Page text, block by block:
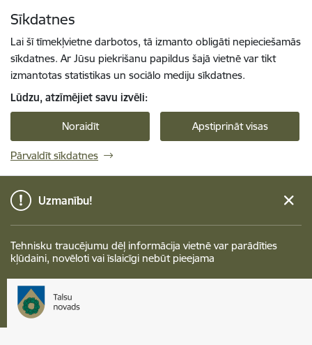
Sīkdatnes
Lai šī tīmekļvietne darbotos, tā izmanto obligāti nepieciešamās
sīkdatnes. Ar Jūsu piekrišanu papildus šajā vietnē var tikt
izmantotas statistikas un sociālo mediju sīkdatnes.
Lūdzu, atzīmējiet savu izvēli:
Noraidīt Apstiprināt visas
Pārvaldīt sīkdatnes
Uzmanību!
Tehnisku traucējumu dēļ informācija vietnē var parādīties
kļūdaini, novēloti vai īslaicīgi nebūt pieejama